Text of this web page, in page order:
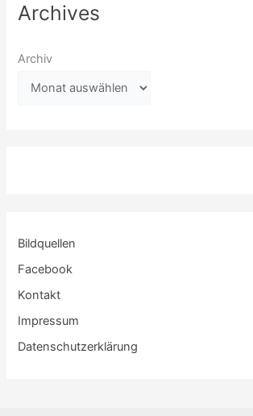
Archives
Archiv
Bildquellen
Facebook
Kontakt
Impressum
Datenschutzerklärung